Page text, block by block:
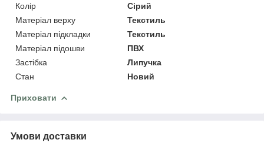
Колір
Сірий
Матеріал верху
Текстиль
Матеріал підкладки
Текстиль
Матеріал підошви
ПВХ
Застібка
Липучка
Стан
Новий
Приховати
Умови доставки